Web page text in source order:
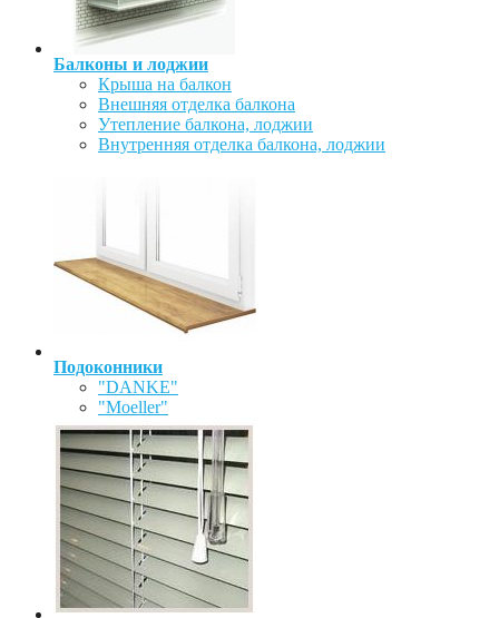
Балконы и лоджии
Крыша на балкон
Внешняя отделка балкона
Утепление балкона, лоджии
Внутренняя отделка балкона, лоджии
Подоконники
"DANKE"
"Moeller"